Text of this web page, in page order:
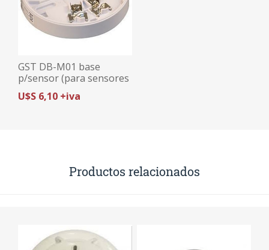
GST DB-M01 base
p/sensor (para sensores
UL) series DC-M y DI-M
U$S 6,10 +iva
Productos relacionados